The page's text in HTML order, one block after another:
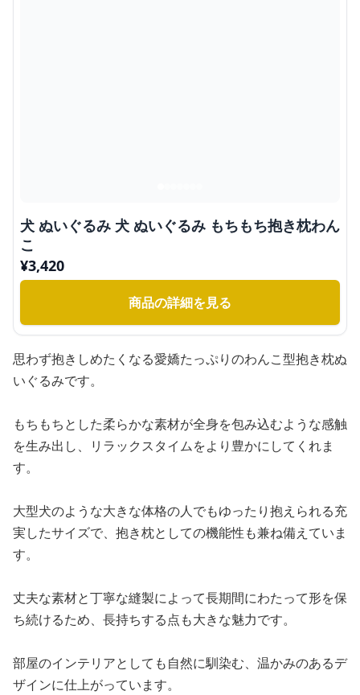
犬 ぬいぐるみ 犬 ぬいぐるみ もちもち抱き枕わん
こ
¥3,420
商品の詳細を見る
思わず抱きしめたくなる愛嬌たっぷりのわんこ型抱き枕ぬ
いぐるみです。
もちもちとした柔らかな素材が全身を包み込むような感触
を生み出し、リラックスタイムをより豊かにしてくれま
す。
大型犬のような大きな体格の人でもゆったり抱えられる充
実したサイズで、抱き枕としての機能性も兼ね備えていま
す。
丈夫な素材と丁寧な縫製によって長期間にわたって形を保
ち続けるため、長持ちする点も大きな魅力です。
部屋のインテリアとしても自然に馴染む、温かみのあるデ
ザインに仕上がっています。